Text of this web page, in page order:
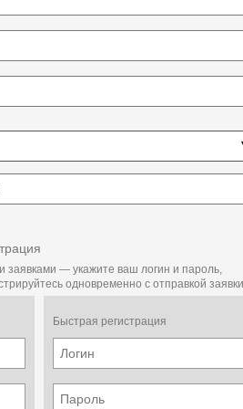
заявками — укажите ваш логин и пароль,
одновременно с отправкой
Быстрая регистрация